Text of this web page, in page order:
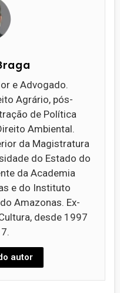
e Advogado.
Agrário, pós-
de Política
Ambiental.
da Magistratura
do Estado do
da Academia
e do Instituto
Amazonas. Ex-
desde 1997
autor